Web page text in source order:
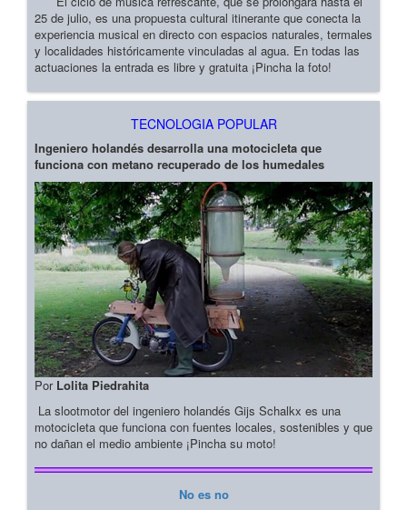
25 de julio, es una propuesta cultural itinerante que conecta la
experiencia musical en directo con espacios naturales, termales
y localidades históricamente vinculadas al agua. En todas las
actuaciones la entrada es libre y gratuita ¡Pincha la foto!
TECNOLOGIA POPULAR
Ingeniero holandés desarrolla una motocicleta que
funciona con metano recuperado de los humedales
Por Lolita Piedrahita
La slootmotor del ingeniero holandés Gijs Schalkx es una
motocicleta que funciona con fuentes locales, sostenibles y que
no dañan el medio ambiente ¡Pincha su moto!
No es no